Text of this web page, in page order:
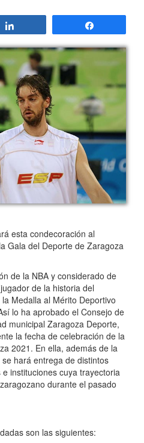
esta condecoración al
Gala del Deporte de Zaragoza
de la NBA y considerado de
de la historia del
Medalla al Mérito Deportivo
lo ha aprobado el Consejo de
municipal Zaragoza Deporte,
la fecha de celebración de la
2021. En ella, además de la
hará entrega de distintos
instituciones cuya trayectoria
durante el pasado
son las siguientes: